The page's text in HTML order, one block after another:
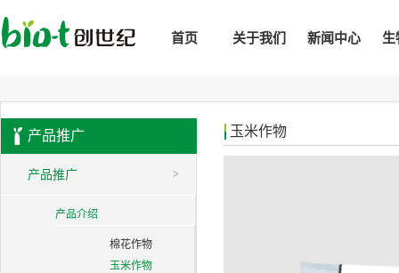
首页 关于我们 新闻中心 生
产品推广
>
产品推广
产品介绍
棉花作物
玉米作物
玉米作物